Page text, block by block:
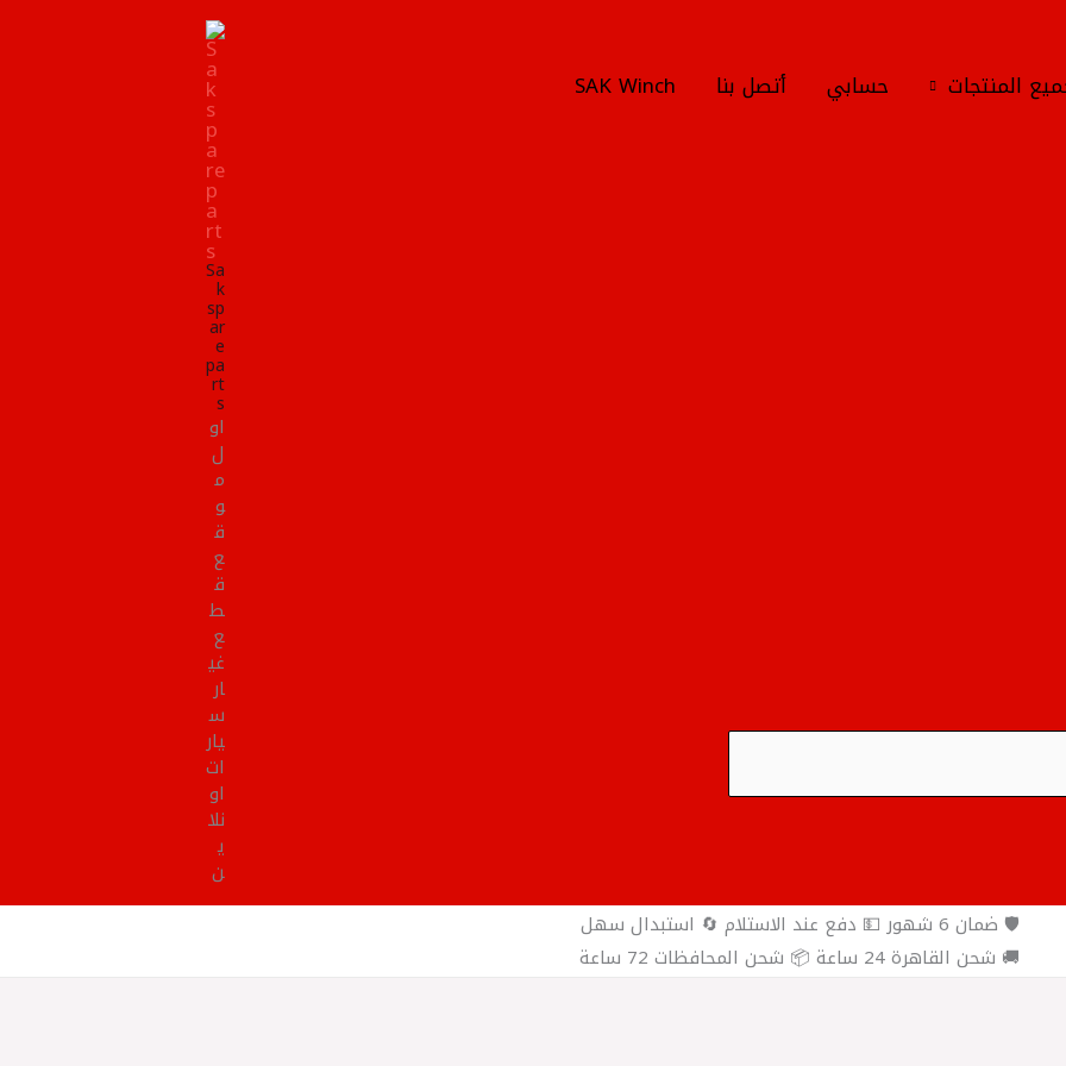
المنتجات حسابي أتصل بنا SAK Winch
Sa
k
sp
ar
e
pa
rt
s
او
ل
م
و
ق
ع
ق
ط
ع
غي
ار
س
يار
ات
او
نلا
ي
ن
🛡️ ضمان 6 شهور 💵 دفع عند الاستلام 🔄 استبدال سهل
🚚 شحن القاهرة 24 ساعة 📦 شحن المحافظات 72 ساعة